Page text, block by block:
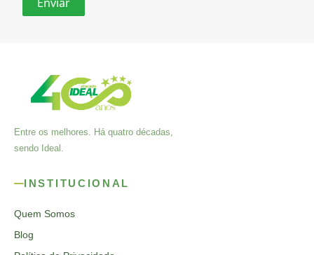
Entre os melhores. Há quatro décadas,
sendo Ideal.
INSTITUCIONAL
Quem Somos
Blog